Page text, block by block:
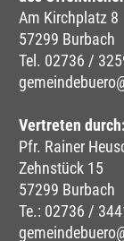
Am Kirchplatz 8
57299 Burbach
Tel. 02736 /
Vertreten durch:
Pfr. Rainer
Zehnstück 15
57299 Burbach
Te.: 02736 /